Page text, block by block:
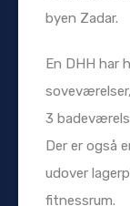
byen Zadar.
En DHH har
soveværelser,
3
Der er også
udover
fitnessrum.